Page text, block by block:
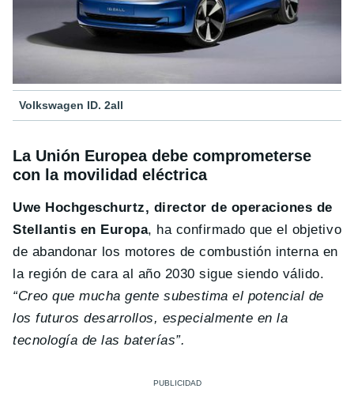
Volkswagen ID. 2all
La Unión Europea debe comprometerse
con la movilidad eléctrica
Uwe Hochgeschurtz, director de operaciones de
Stellantis en Europa, ha confirmado que el objetivo
de abandonar los motores de combustión interna en
la región de cara al año 2030 sigue siendo válido.
“Creo que mucha gente subestima el potencial de
los futuros desarrollos, especialmente en la
tecnología de las baterías”.